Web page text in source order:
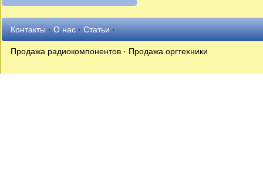
Контакты·О нас·Статьи·
Продажа радиокомпонентов · Продажа оргтехники